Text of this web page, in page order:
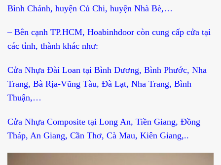
Bình Chánh, huyện Củ Chi, huyện Nhà Bè,…
– Bên cạnh TP.HCM, Hoabinhdoor còn cung cấp cửa tại
các tỉnh, thành khác như:
Cửa Nhựa Đài Loan tại Bình Dương, Bình Phước, Nha
Trang, Bà Rịa-Vũng Tàu, Đà Lạt, Nha Trang, Bình
Thuận,…
Cửa Nhựa Composite tại Long An, Tiền Giang, Đồng
Tháp, An Giang, Cần Thơ, Cà Mau, Kiên Giang,..